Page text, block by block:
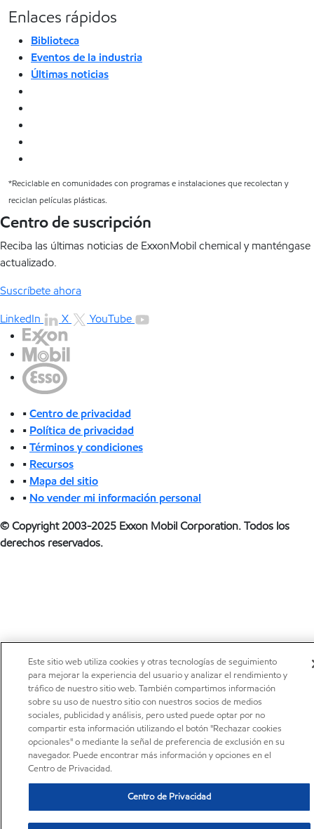
Enlaces rápidos
Biblioteca
Eventos de la industria
Últimas noticias
*Reciclable en comunidades con programas e instalaciones que recolectan y
reciclan películas plásticas.
Centro de suscripción
Reciba las últimas noticias de ExxonMobil chemical y manténgase
actualizado.
Suscríbete ahora
LinkedIn
X YouTube
•Centro de privacidad
• Política de privacidad
•Términos y condiciones
• Recursos
• Mapa del sitio
• No vender mi información personal
© Copyright 2003-2025 Exxon Mobil Corporation. Todos los
derechos reservados.
Este sitio web utiliza cookies y otras tecnologías de seguimiento
para mejorar la experiencia del usuario y analizar el rendimiento y
tráfico de nuestro sitio web. También compartimos información
sobre su uso de nuestro sitio con nuestros socios de medios
sociales, publicidad y análisis, pero usted puede optar por no
compartir esta información utilizando el botón "Rechazar cookies
opcionales" o mediante la señal de preferencia de exclusión en su
navegador. Puede encontrar más información y opciones en el
Centro de Privacidad.
Centro de Privacidad